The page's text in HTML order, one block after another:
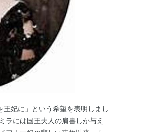
妃に」という希望を表明しまし
ラには国王夫人の肩書しか与え